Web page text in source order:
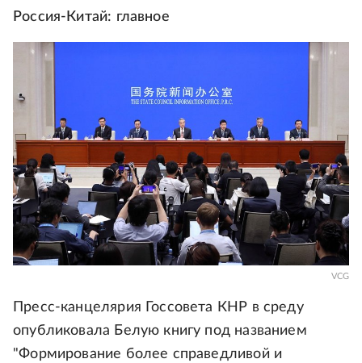
Россия-Китай: главное
VCG
Пресс-канцелярия Госсовета КНР в среду
опубликовала Белую книгу под названием
"Формирование более справедливой и